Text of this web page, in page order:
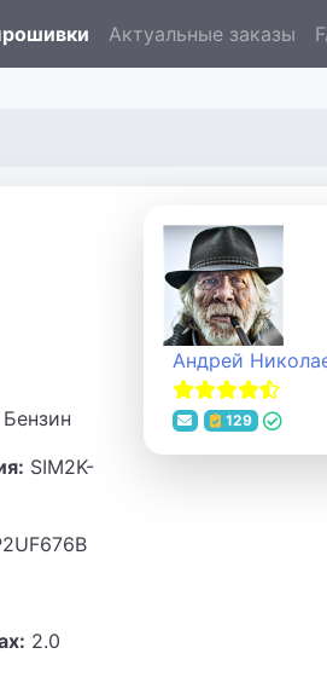
Актуальные заказы
SIM2K-
2.0
Андрей
129